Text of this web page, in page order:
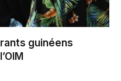
guinéens